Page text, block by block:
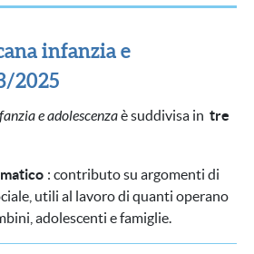
infanzia e
2025
e adolescenzaè suddivisa in tre
: contributo su argomenti di
utili al lavoro di quanti operano
adolescenti e famiglie.